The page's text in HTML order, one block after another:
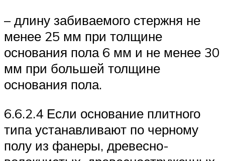
– длину забиваемого стержня не
менее 25 мм при толщине
основания пола 6 мм и не менее 30
мм при большей толщине
основания пола.
6.6.2.4 Если основание плитного
типа устанавливают по черному
полу из фанеры, древесно-